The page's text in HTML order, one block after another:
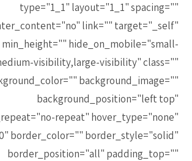
type="1_1" layout="1_1" spacing=""
link="" target="_self"
min_height="" hide_on_mobile="small-
visibility,large-visibility" class=""
background_image=""
background_position="left top"
repeat" hover_type="none"
border_color="" border_style="solid"
border_position="all" padding_top=""